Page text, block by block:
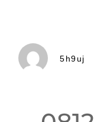
5h9uj